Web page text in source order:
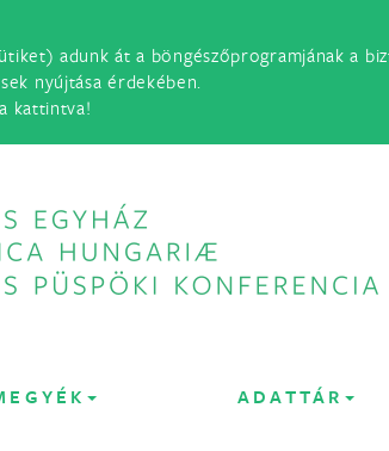
adunk át a böngészőprogramjának a
nyújtása érdekében.
kattintva!
ADATTÁR